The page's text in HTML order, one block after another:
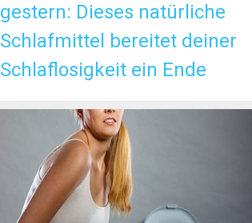
gestern: Dieses natürliche
Schlafmittel bereitet deiner
Schlaflosigkeit ein Ende